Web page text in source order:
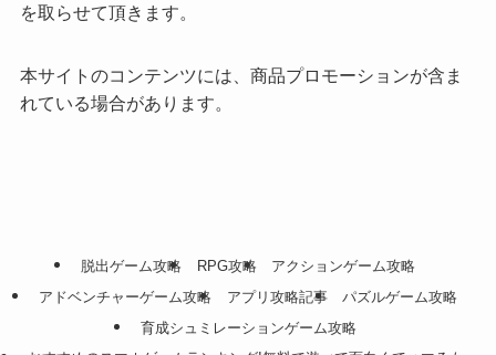
を取らせて頂きます。
本サイトのコンテンツには、商品プロモーションが含ま
れている場合があります。
脱出ゲーム攻略 RPG攻略
アクションゲーム攻略
アドベンチャーゲーム攻略
アプリ攻略記事
パズルゲーム攻略
育成シュミレーションゲーム攻略